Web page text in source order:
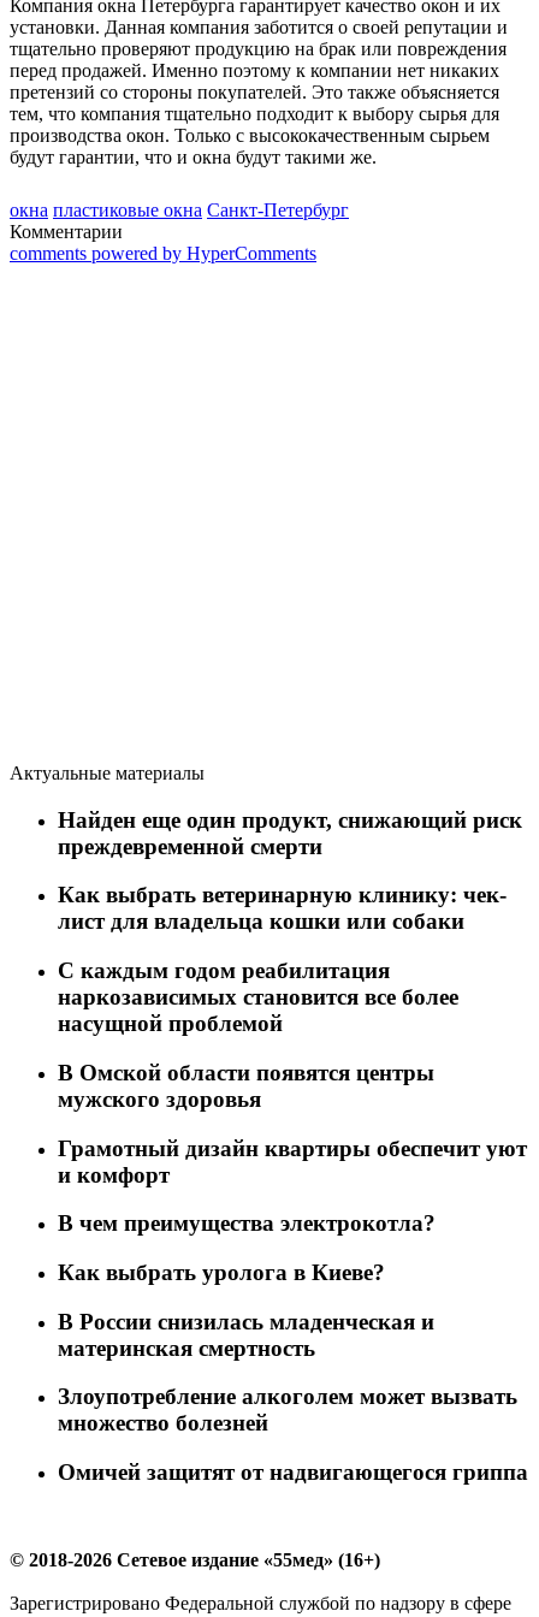
Компания окна Петербурга гарантирует качество окон и их
установки. Данная компания заботится о своей репутации и
тщательно проверяют продукцию на брак или повреждения
перед продажей. Именно поэтому к компании нет никаких
претензий со стороны покупателей. Это также объясняется
тем, что компания тщательно подходит к выбору сырья для
производства окон. Только с высококачественным сырьем
будут гарантии, что и окна будут такими же.
окна пластиковые окна Санкт-Петербург
Комментарии
comments powered by HyperComments
Актуальные материалы
Найден еще один продукт, снижающий риск
преждевременной смерти
Как выбрать ветеринарную клинику: чек-
лист для владельца кошки или собаки
C каждым годом реабилитация
наркозависимых становится все более
насущной проблемой
В Омской области появятся центры
мужского здоровья
Грамотный дизайн квартиры обеспечит уют
и комфорт
В чем преимущества электрокотла?
Как выбрать уролога в Киеве?
В России снизилась младенческая и
материнская смертность
Злоупотребление алкоголем может вызвать
множество болезней
Омичей защитят от надвигающегося гриппа
© 2018-2026 Сетевое издание «55мед» (16+)
Зарегистрировано Федеральной службой по надзору в сфере